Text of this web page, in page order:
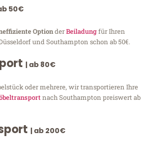
50€
OptionderBeiladungfür Ihren
und Southampton schon ab 50€.
| ab 80€
oder mehrere, wir transportieren Ihre
nach Southampton preiswert ab
| ab 200€